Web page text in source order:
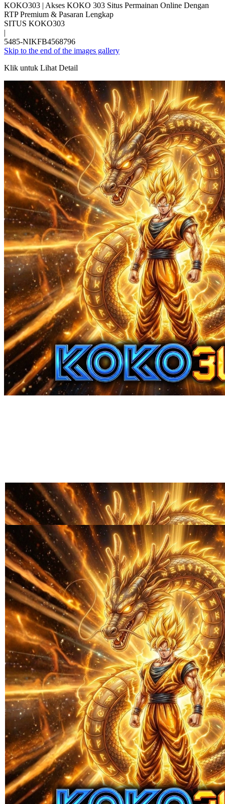
KOKO303 | Akses KOKO 303 Situs Permainan Online Dengan
RTP Premium & Pasaran Lengkap
SITUS KOKO303
|
5485-NIKFB4568796
Skip to the end of the images gallery
Klik untuk Lihat Detail